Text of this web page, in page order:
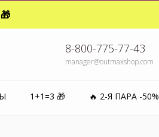
8-800-775-77-43
manager@outmaxshop.com
1+1=3 🎁 🔥 2-Я ПАРА -50%